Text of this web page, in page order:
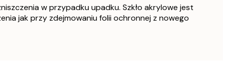
w przypadku upadku. Szkło akrylowe jest
jak przy zdejmowaniu folii ochronnej z nowego